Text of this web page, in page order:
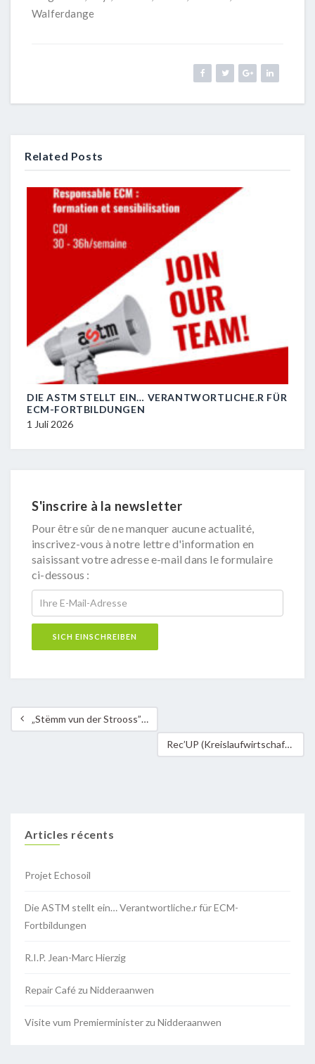
Walferdange
Related Posts
DIE ASTM STELLT EIN… VERANTWORTLICHE.R FÜR
ECM-FORTBILDUNGEN
1 Juli 2026
S'inscrire à la newsletter
Pour être sûr de ne manquer aucune actualité,
inscrivez-vous à notre lettre d'information en
saisissant votre adresse e-mail dans le formulaire
ci-dessous :
„Stëmm vun der Strooss” gewinnt den ersten Preis des Klimaconcours
Rec’UP (Kreislaufwirtschaft)
Articles récents
Projet Echosoil
Die ASTM stellt ein… Verantwortliche.r für ECM-
Fortbildungen
R.I.P. Jean-Marc Hierzig
Repair Café zu Nidderaanwen
Visite vum Premierminister zu Nidderaanwen